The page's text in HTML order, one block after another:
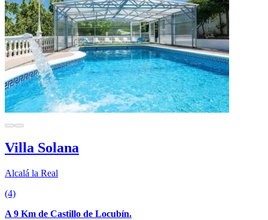
Villa Solana
Alcalá la Real
(4)
A 9 Km de Castillo de Locubín.